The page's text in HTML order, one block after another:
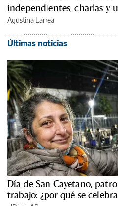
independientes, charlas y
Agustina Larrea
Últimas noticias
Día de San Cayetano,
trabajo: ¿por qué se